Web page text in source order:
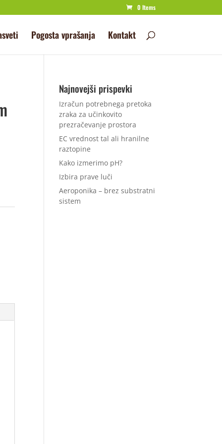
0 Items
Pogosta vprašanja Kontakt
Najnovejši prispevki
Izračun potrebnega pretoka
zraka za učinkovito
prezračevanje prostora
EC vrednost tal ali hranilne
raztopine
Kako izmerimo pH?
Izbira prave luči
Aeroponika – brez substratni
sistem